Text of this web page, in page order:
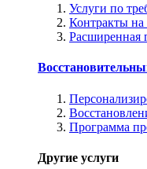
Услуги по
Контракты
Расширенная
Программа
Другие услуги